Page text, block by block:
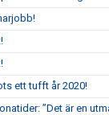
ett tufft år 2020!
”Det är en